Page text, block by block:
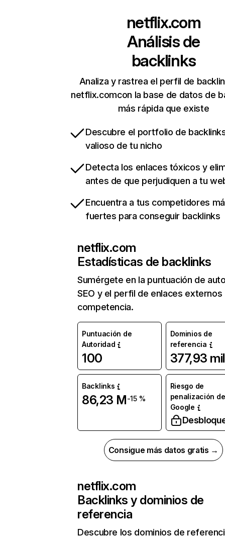
netflix.com
Análisis de
backlinks
Analiza y rastrea el perfil de
netflix.comcon la base de datos de
más rápida que existe
Descubre el portfolio de
valioso de tu nicho
Detecta los enlaces tóxicos y
antes de que perjudiquen a tu
Encuentra a tus competidores
fuertes para conseguir backlinks
netflix.com
Estadísticas de backlinks
Sumérgete en la puntuación de
SEO y el perfil de enlaces externos
competencia.
Puntuación de
Autoridad
100
Dominios de
referencia
377,93 mil
Backlinks
86,23 M-15 %
Riesgo de
penalización de
Google
Consigue más datos gratis →
netflix.com
Backlinks y dominios de
referencia
Descubre los dominios de